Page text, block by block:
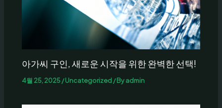
아가씨 구인, 새로운 시작을 위한 완벽한 선택!
4월 25, 2025/Uncategorized/ Byadmin